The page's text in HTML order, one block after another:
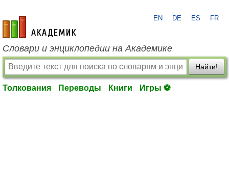
academic.ru
EN DE ES FR
Словари и энциклопедии на Академике
Найти!
Толкования Переводы Книги Игры ⚽